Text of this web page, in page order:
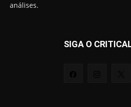
análises.
SIGA O